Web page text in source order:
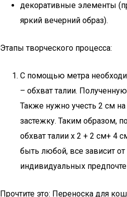
декоративные элементы
яркий вечерний образ).
Этапы творческого процесса:
С помощью метра
– обхват талии.
Также нужно учесть 2 см
застежку. Таким образом,
обхват талии х 2 + 2 см+ 4
быть любой, все зависит
индивидуальных
Прочтите это: Переноска для